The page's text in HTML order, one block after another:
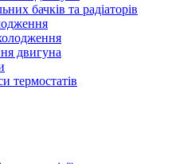
бачків та радіаторів
двигуна
термостатів